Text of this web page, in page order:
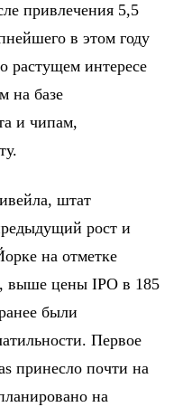
привлечения 5,5
в этом году
растущем интересе
на базе
и чипам,
штат
рост и
на отметке
выше цены IPO в 185
были
Первое
принесло почти на
на